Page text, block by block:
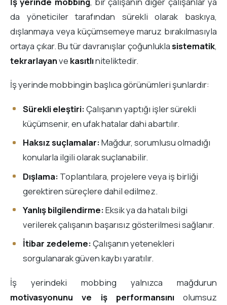
da yöneticiler tarafından sürekli olarak baskıya,
dışlanmaya veya küçümsemeye maruz bırakılmasıyla
ortaya çıkar. Bu tür davranışlar çoğunluklasistematik,
tekrarlayanve kasıtlıniteliktedir.
İş yerinde mobbingin başlıca görünümleri şunlardır:
Sürekli eleştiri:Çalışanın yaptığı işler sürekli
küçümsenir, en ufak hatalar dahi abartılır.
Haksız suçlamalar:Mağdur, sorumlusu olmadığı
konularla ilgili olarak suçlanabilir.
Dışlama: Toplantılara, projelere veya iş birliği
gerektiren süreçlere dahil edilmez.
Yanlış bilgilendirme:Eksik ya da hatalı bilgi
verilerek çalışanın başarısız gösterilmesi sağlanır.
İtibar zedeleme:Çalışanın yetenekleri
sorgulanarak güven kaybı yaratılır.
İş yerindeki mobbing yalnızca mağdurun
motivasyonunu ve iş performansınıolumsuz